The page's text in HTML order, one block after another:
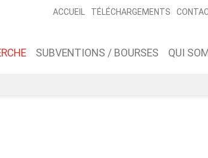
ACCUEIL TÉLÉCHARGEMENTS
SUBVENTIONS / BOURSES QUI